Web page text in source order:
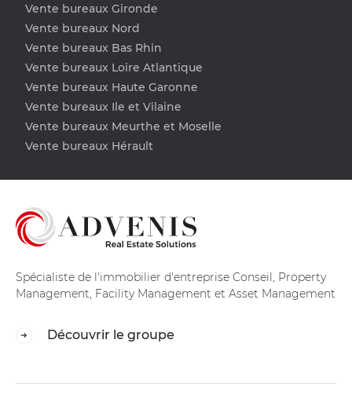
Vente bureaux Gironde
Vente bureaux Nord
Vente bureaux Bas Rhin
Vente bureaux Loire Atlantique
Vente bureaux Haute Garonne
Vente bureaux Ile et Vilaine
Vente bureaux Meurthe et Moselle
Vente bureaux Hérault
Spécialiste de l'immobilier d'entreprise Conseil, Property
Management, Facility Management et Asset Management
Découvrir le groupe